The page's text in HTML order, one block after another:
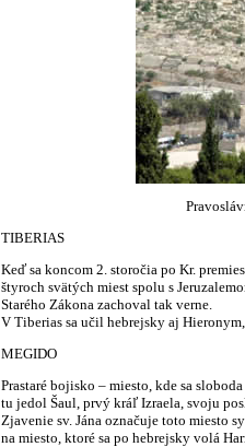
TIBERIAS
Keď sa koncom 2. storočia po Kr.
štyroch svätých miest spolu s
Starého Zákona zachoval tak verne.
V Tiberias sa učil hebrejsky aj
MEGIDO
Prastaré bojisko – miesto, kde sa
tu jedol Šaul, prvý kráľ Izraela, svoju
Zjavenie sv. Jána označuje toto miesto
na miesto, ktoré sa po hebrejsky volá